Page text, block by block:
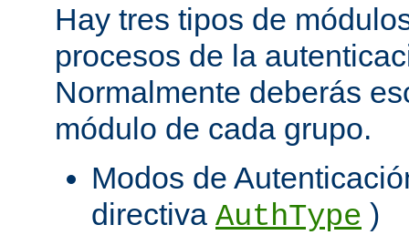
Hay tres tipos de
procesos de la
Normalmente deberás
módulo de cada grupo.
Modos de
directiva AuthType )